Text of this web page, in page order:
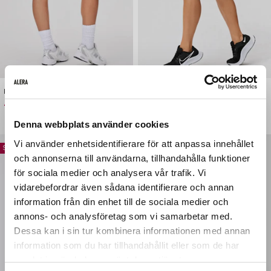
Denna webbplats använder cookies
Vi använder enhetsidentifierare för att anpassa innehållet
och annonserna till användarna, tillhandahålla funktioner
för sociala medier och analysera vår trafik. Vi
vidarebefordrar även sådana identifierare och annan
information från din enhet till de sociala medier och
annons- och analysföretag som vi samarbetar med.
Dessa kan i sin tur kombinera informationen med annan
information som du har tillhandahållit eller som de har
samlat in när du har använt deras tjänster.
FLX.UP® Shorts Honey Beige
Pris
449 kr
Enigma Scrunch Shorts Imperial Blue
Spara 100 kr Spara 100 kr
Hi there!
CHOOSE YOUR LOCATION